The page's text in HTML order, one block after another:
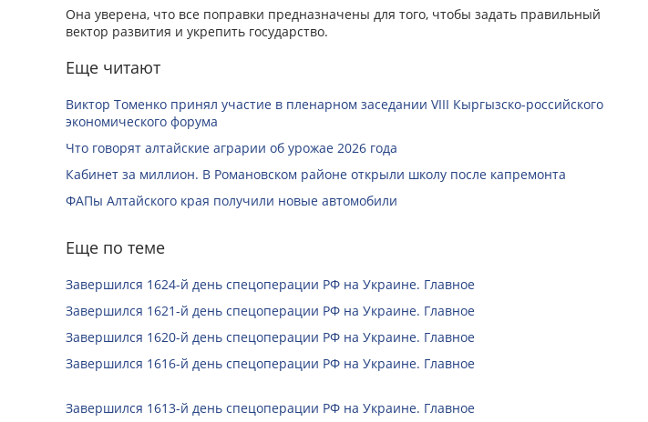
Она уверена, что все поправки предназначены для того, чтобы задать правильный
вектор развития и укрепить государство.
Еще читают
Виктор Томенко принял участие в пленарном заседании VIII Кыргызско-российского
экономического форума
Что говорят алтайские аграрии об урожае 2026 года
Кабинет за миллион. В Романовском районе открыли школу после капремонта
ФАПы Алтайского края получили новые автомобили
Еще по теме
Завершился 1624-й день спецоперации РФ на Украине. Главное
Завершился 1621-й день спецоперации РФ на Украине. Главное
Завершился 1620-й день спецоперации РФ на Украине. Главное
Завершился 1616-й день спецоперации РФ на Украине. Главное
Завершился 1613-й день спецоперации РФ на Украине. Главное